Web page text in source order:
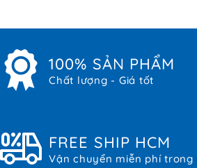
100% SẢN PHẨM
Chất lượng - Giá tốt
FREE SHIP HCM
Vận chuyển miễn phí trong